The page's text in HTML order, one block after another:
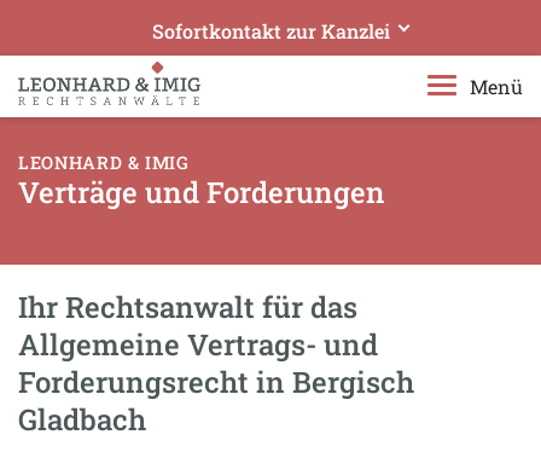
Sofortkontakt zur Kanzlei
Leonhard & Imig Rechtsanwälte
Ihre Experten in Bergisch Gladbach
Rufen Sie uns an!
+49 2204 97610
Telefonisches Beratungsangebot erweitert:
Datensichere Videotelefonie geschaltet
Menü
LEONHARD & IMIG
Verträge und Forderungen
Ihr Rechtsanwalt für das
Allgemeine Vertrags- und
Forderungsrecht in Bergisch
Gladbach